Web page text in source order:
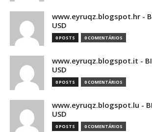
www.eyruqz.blogspot.hr -
USD
0 POSTS 0 COMENTÁRIOS
www.eyruqz.blogspot.it -
USD
0 POSTS 0 COMENTÁRIOS
www.eyruqz.blogspot.lu -
USD
0 POSTS 0 COMENTÁRIOS